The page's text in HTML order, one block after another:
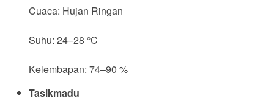
Cuaca: Hujan Ringan
Suhu: 24–28 °C
Kelembapan: 74–90 %
Tasikmadu